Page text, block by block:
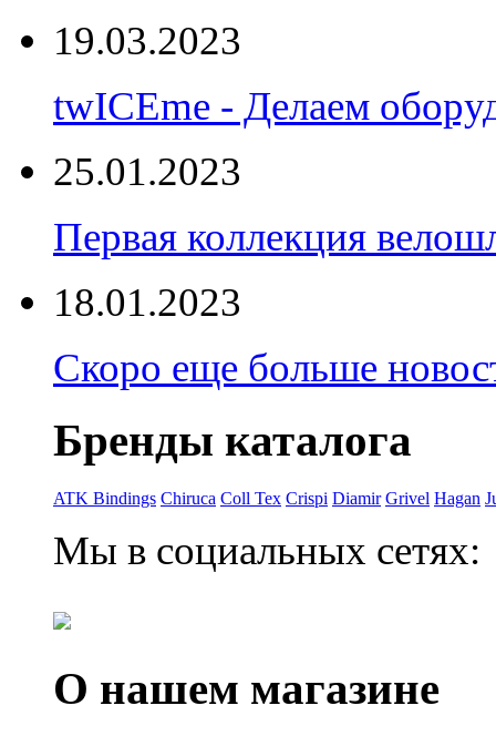
19.03.2023
twICEme - Делаем
25.01.2023
Первая коллекция
18.01.2023
Скоро еще больше
Бренды каталога
ATK Bindings Chiruca Coll Tex Crispi Diamir Grivel Hagan
Мы в социальных сетях:
О нашем магазине